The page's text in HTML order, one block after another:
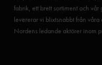
fabrik, ett brett sortiment och
levererar vi blixtsnabbt från
Nordens ledande aktörer inom